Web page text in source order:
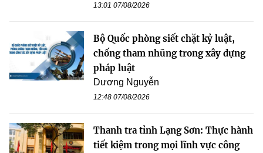
13:01 07/08/2026
Bộ Quốc phòng siết chặt kỷ luật,
chống tham nhũng trong xây dựng
pháp luật
Dương Nguyễn
12:48 07/08/2026
Thanh tra tỉnh Lạng Sơn: Thực hành
tiết kiệm trong mọi lĩnh vực công